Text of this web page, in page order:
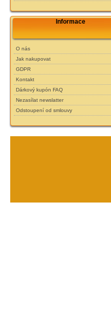
Informace
O nás
Jak nakupovat
GDPR
Kontakt
Dárkový kupón FAQ
Nezasílat newslatter
Odstoupení od smlouvy